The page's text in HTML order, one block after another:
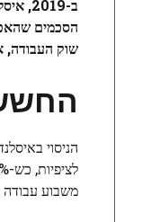
הסכמים
שוק העבודה,
משבוע עבודה מצומצם של 36 שעות,